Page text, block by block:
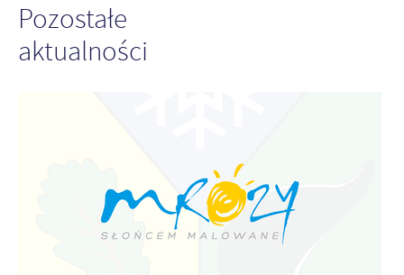
Pozostałe
aktualności